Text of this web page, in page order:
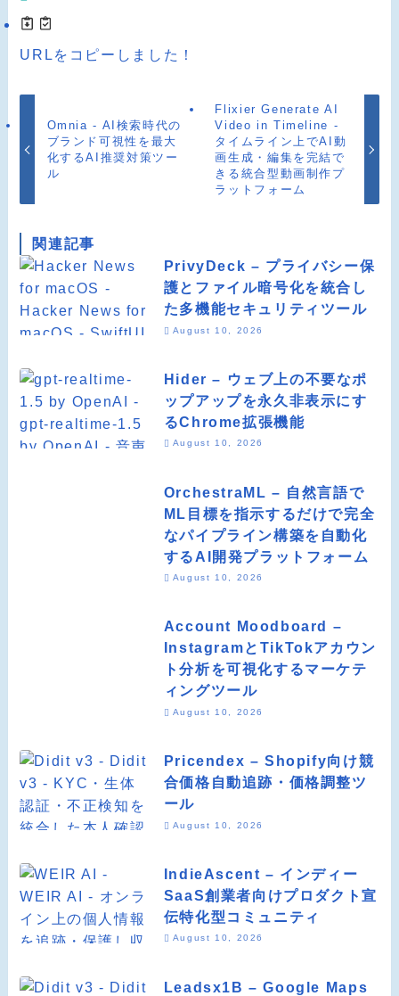
URLをコピーしました！
Omnia - AI検索時代の
ブランド可視性を最大
化するAI推奨対策ツー
ル
Flixier Generate AI
Video in Timeline -
タイムライン上でAI動
画生成・編集を完結で
きる統合型動画制作プ
ラットフォーム
関連記事
PrivyDeck – プライバシー保
護とファイル暗号化を統合し
た多機能セキュリティツール
August 10, 2026
Hider – ウェブ上の不要なポ
ップアップを永久非表示にす
るChrome拡張機能
August 10, 2026
OrchestraML – 自然言語で
ML目標を指示するだけで完全
なパイプライン構築を自動化
するAI開発プラットフォーム
August 10, 2026
Account Moodboard –
InstagramとTikTokアカウン
ト分析を可視化するマーケテ
ィングツール
August 10, 2026
Pricendex – Shopify向け競
合価格自動追跡・価格調整ツ
ール
August 10, 2026
IndieAscent – インディー
SaaS創業者向けプロダクト宣
伝特化型コミュニティ
August 10, 2026
Leadsx1B – Google Maps